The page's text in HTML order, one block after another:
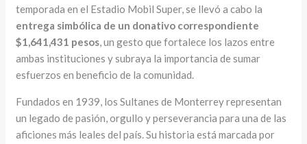
temporada en el Estadio Mobil Super, se llevó a cabo la
entrega simbólica de un donativo correspondiente
$1,641,431 pesos, un gesto que fortalece los lazos entre
ambas instituciones y subraya la importancia de sumar
esfuerzos en beneficio de la comunidad.
Fundados en 1939, los Sultanes de Monterrey representan
un legado de pasión, orgullo y perseverancia para una de las
aficiones más leales del país. Su historia está marcada por